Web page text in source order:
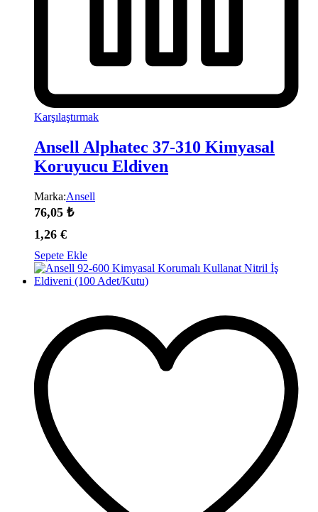
Karşılaştırmak
Ansell Alphatec 37-310 Kimyasal
Koruyucu Eldiven
Marka:Ansell
76,05 ₺
1,26 €
Sepete Ekle